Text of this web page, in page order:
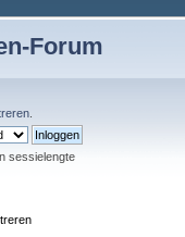
Forum
sessielengte